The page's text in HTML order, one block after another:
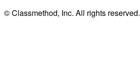
© Classmethod, Inc. All rights reserved.